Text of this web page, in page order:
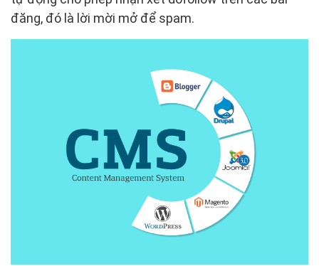
đăng, đó là lời mời mở để spam.